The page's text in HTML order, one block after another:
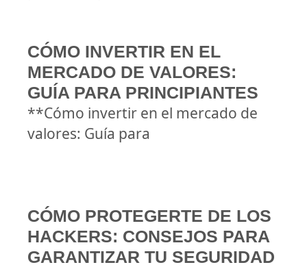
CÓMO INVERTIR EN EL
MERCADO DE VALORES:
GUÍA PARA PRINCIPIANTES
**Cómo invertir en el mercado de
valores: Guía para
CÓMO PROTEGERTE DE LOS
HACKERS: CONSEJOS PARA
GARANTIZAR TU SEGURIDAD